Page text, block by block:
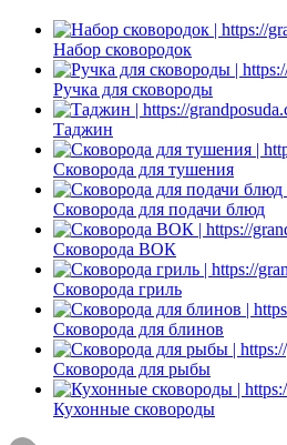
Набор сковородок
Ручка для сковороды
Таджин
Сковорода для тушения
Сковорода для подачи блюд
Сковорода ВОК
Сковорода гриль
Сковорода для блинов
Сковорода для рыбы
Кухонные сковороды